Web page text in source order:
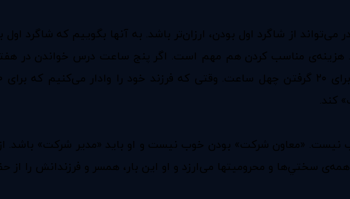
می‌تواند از شاگرد اول بودن، ارزان‌تر باشد. به آنها بگوییم که شاگرد
کند.
نیست. «معاون شرکت» بودن خوب نیست و او باید «مدیر شرکت» باشد.
سختي‌ها و محرومیتها می‌ارزد و او این بار،‌ همسر و فرزندانش را از